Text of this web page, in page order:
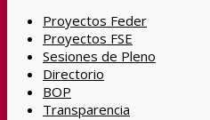
Proyectos Feder
Proyectos FSE
Sesiones de Pleno
Directorio
BOP
Transparencia